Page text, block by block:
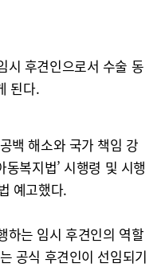
시 후견인으로서 수술 동
된다.
백 해소와 국가 책임 강
복지법’ 시행령 및 시행
예고했다.
하는 임시 후견인의 역할
공식 후견인이 선임되기